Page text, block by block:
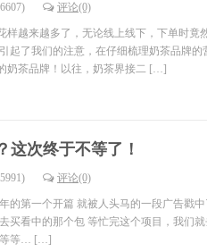
评论(0)
样越来越多了，无论线上线下，下单时
起了我们的注意，在仔细梳理奶茶品牌的
奶茶品牌！以往，奶茶界接二 […]
这次终于不等了！
评论(0)
的第一个开篇 就被人头马的一段广告戳中
买看中的那个包 等忙完这个项目，我们
等等… […]